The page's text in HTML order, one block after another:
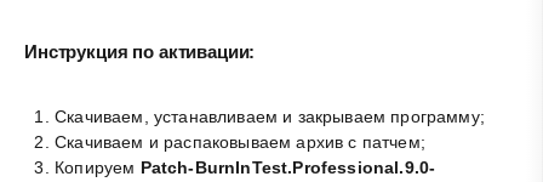
Инструкция по активации:
Скачиваем, устанавливаем и закрываем программу;
Скачиваем и распаковываем архив с патчем;
Копируем Patch-BurnInTest.Professional.9.0-